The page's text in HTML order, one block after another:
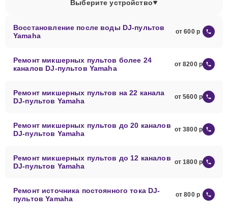
Выберите устройство
Восстановление после воды DJ-пультов
Yamaha
от 600
Ремонт микшерных пультов более 24
каналов DJ-пультов Yamaha
от 8200
Ремонт микшерных пультов на 22 канала
DJ-пультов Yamaha
от 5600
Ремонт микшерных пультов до 20 каналов
DJ-пультов Yamaha
от 3800
Ремонт микшерных пультов до 12 каналов
DJ-пультов Yamaha
от 1800
Ремонт источника постоянного тока DJ-
пультов Yamaha
от 800